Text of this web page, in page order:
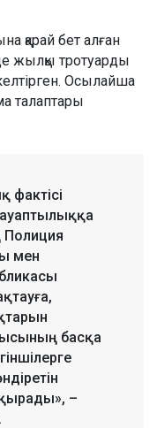
қарай бет алған
жылқы тротуарды
Осылайша
талаптары
фактісі
мен
басқа
–